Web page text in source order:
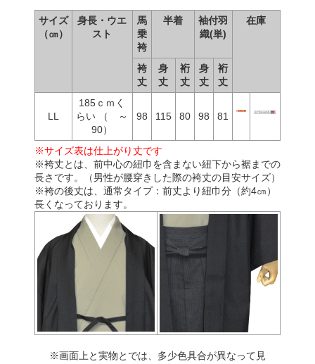
サイズ
（㎝）
身長・ウエ
スト
馬
乗
袴
半着
袖付羽
織(単)
在庫
袴
丈
身
丈
裄
丈
身
丈
裄
丈
LL
185ｃｍく
らい （ ～
90）
98 115 80 98 81
※サイズ表は仕上がり丈です
※袴丈とは、前中心の紐巾を含まない紐下から裾までの
長さです。（男性が腰穿きした際の袴丈の目安サイズ）
※袴の後丈は、通常タイプ：前丈より紐巾分（約4㎝）
長くなっております。
※画面上と実物とでは、多少色具合が異なって見